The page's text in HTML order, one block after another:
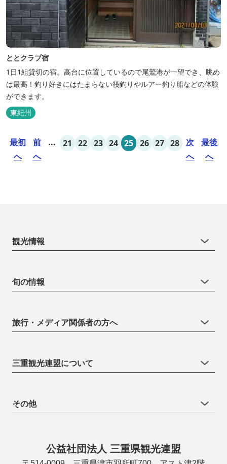
ととクラブ宿
1日1組貸切の宿。高台に位置しているので尾鷲港が一望でき、眺め
は最高！釣り好きにはたまらない筏釣りやルアー釣り船などの体験
ができます。
東紀州
最初
へ
前
へ
... 21 22 23 24 25 26 27 28
次
へ
最後
へ
観光情報
旬の情報
旅行・メディア関係者の方へ
三重観光連盟について
その他
公益社団法人 三重県観光連盟